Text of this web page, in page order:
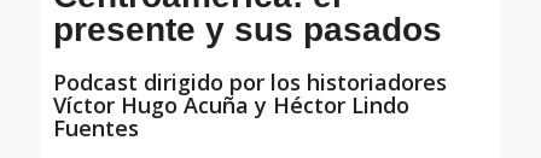
presente y sus pasados
Podcast dirigido por los historiadores
Víctor Hugo Acuña y Héctor Lindo
Fuentes